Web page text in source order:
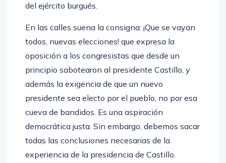
del ejército burgués.
En las calles suena la consigna: ¡Que se vayan
todos, nuevas elecciones! que expresa la
oposición a los congresistas que desde un
principio sabotearon al presidente Castillo, y
además la exigencia de que un nuevo
presidente sea electo por el pueblo, no por esa
cueva de bandidos. Es una aspiración
democrática justa. Sin embargo, debemos sacar
todas las conclusiones necesarias de la
experiencia de la presidencia de Castillo.